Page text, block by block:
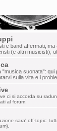
natale!
3:48 pm
9:20
2:21 pm
ritornata ,
e band affermati,
(e altri musicisti),
"musica suonata":
sulla vita e i
ci si accorda su
al forum.
sara' off-topic: